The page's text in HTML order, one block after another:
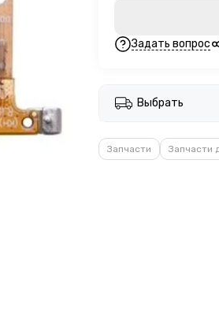
Задать вопрос
Выбрать
Запчасти Запчасти